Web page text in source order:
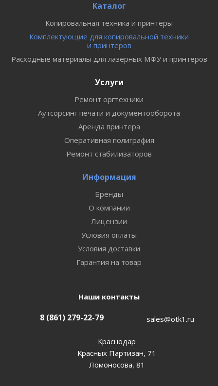
Каталог
Копировальная техника и принтеры
Комплектующие для копировальной техники
и принтеров
Расходные материалы для лазерных МФУ и принтеров
Услуги
Ремонт оргтехники
Аутсорсинг печати и документооборота
Аренда принтера
Оперативная полиграфия
Ремонт стабилизаторов
Информация
Бренды
О компании
Лицензии
Условия оплаты
Условия доставки
Гарантия на товар
Наши контакты
8 (861) 279-22-79 sales@otk1.ru
Краснодар
Красных Партизан, 71
Ломоносова, 81